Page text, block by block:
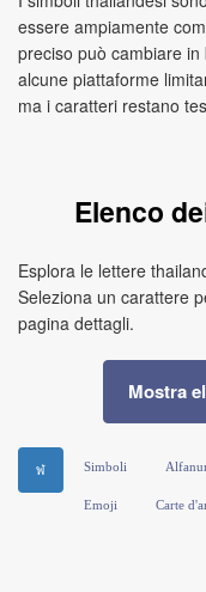
essere ampiamente
preciso può cambiare
alcune piattaforme
ma i caratteri restano
Elenco
Esplora le lettere
Seleziona un carattere
pagina dettagli.
Mostra
ฬ Simboli
Emoji Carte